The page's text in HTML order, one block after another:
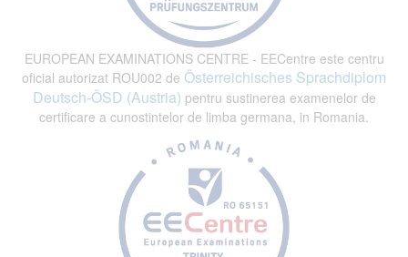
EUROPEAN EXAMINATIONS CENTRE - EECentre este centru
oficial autorizat ROU002 de Österreichisches Sprachdiplom
Deutsch-ÖSD (Austria) pentru sustinerea examenelor de
certificare a cunostintelor de limba germana, in Romania.